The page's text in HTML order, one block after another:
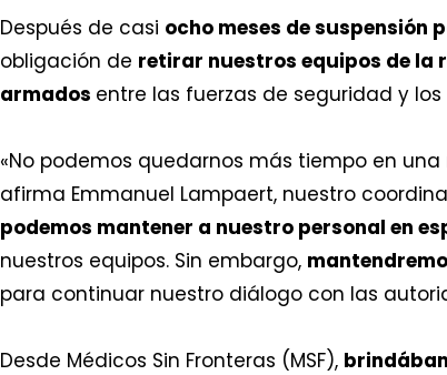
Después de casi ocho meses de suspensión
obligación de retirar nuestros equipos de la
armados entre las fuerzas de seguridad y
«No podemos quedarnos más tiempo en
afirma Emmanuel Lampaert, nuestro
podemos mantener a nuestro personal en
nuestros equipos. Sin embargo,
para continuar nuestro diálogo con las
Desde Médicos Sin Fronteras (MSF),